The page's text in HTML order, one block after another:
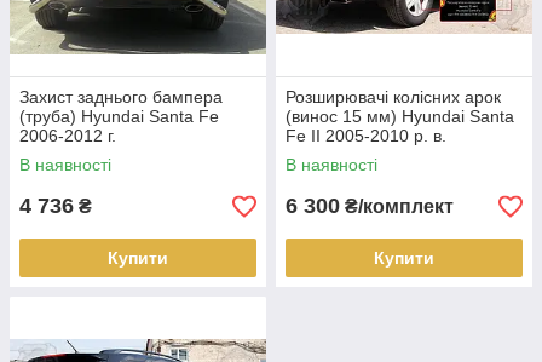
Захист заднього бампера
(труба) Hyundai Santa Fe
2006-2012 г.
В наявності
4 736 ₴
Купити
Розширювачі колісних арок
(винос 15 мм) Hyundai Santa
Fe II 2005-2010 р. в.
дорестайлинг
В наявності
6 300 ₴/комплект
Купити